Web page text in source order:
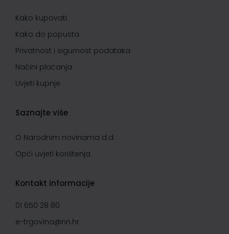
Kako kupovati
Kako do popusta
Privatnost i sigurnost podataka
Načini plaćanja
Uvjeti kupnje
Saznajte više
O Narodnim novinama d.d.
Opći uvjeti korištenja
Kontakt informacije
01 650 28 80
e-trgovina@nn.hr